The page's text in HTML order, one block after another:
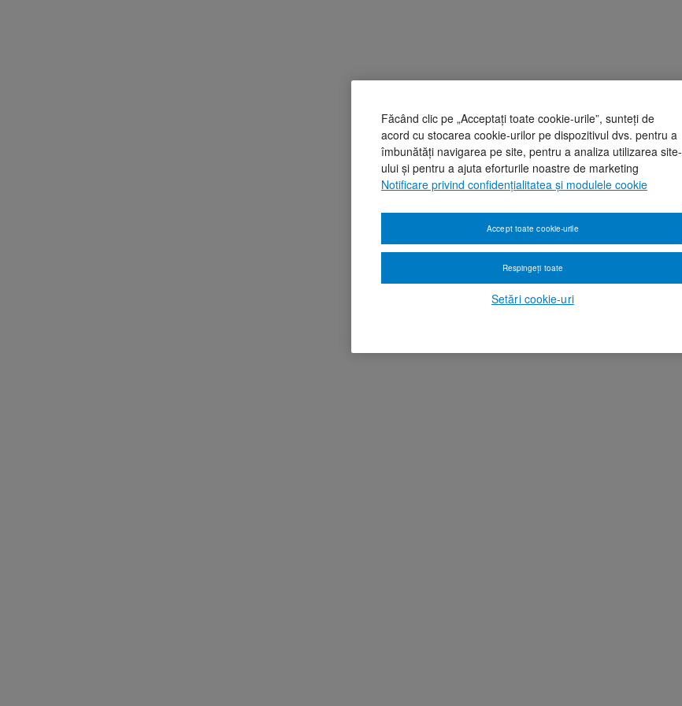
Făcând clic pe „Acceptați toate cookie-urile”, sunteți de
acord cu stocarea cookie-urilor pe dispozitivul dvs. pentru a
îmbunătăți navigarea pe site, pentru a analiza utilizarea site-
ului și pentru a ajuta eforturile noastre de marketing
Notificare privind confidențialitatea și modulele cookie
Setări cookie-uri
Respingeți toate
Accept toate cookie-urile